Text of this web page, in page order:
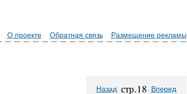
О проекте Обратная связь Размещение рекламы
Назад стр.18 Вперед